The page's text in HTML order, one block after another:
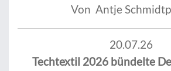
Von Antje
20.07.26
Techtextil 2026 bündelte